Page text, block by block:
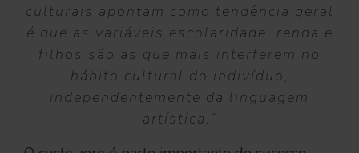
culturais apontam como tendência geral
é que as variáveis escolaridade, renda e
filhos são as que mais interferem no
hábito cultural do indivíduo,
independentemente da linguagem
artística.”